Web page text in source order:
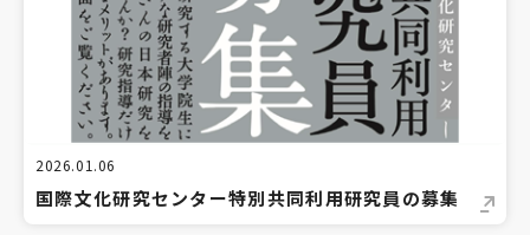
2026.01.06
国際文化研究センター特別共同利用研究員の募集